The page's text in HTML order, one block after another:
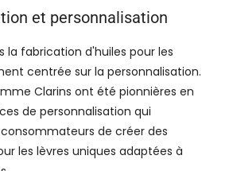
et personnalisation
la fabrication d'huiles pour les
centrée sur la personnalisation.
Clarins ont été pionnières en
de personnalisation qui
de créer des
les lèvres uniques adaptées à